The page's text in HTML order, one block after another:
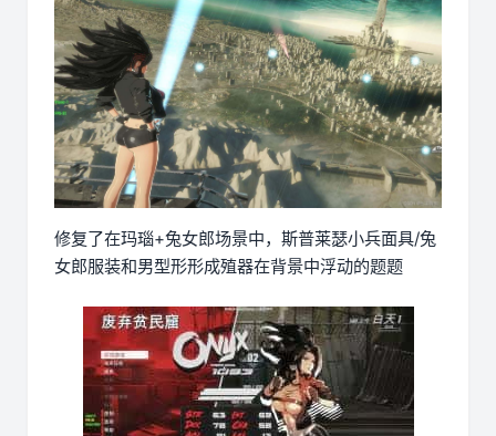
修复了在玛瑙+兔女郎场景中，斯普莱瑟小兵面具/兔
女郎服装和男型形形成殖器在背景中浮动的题题